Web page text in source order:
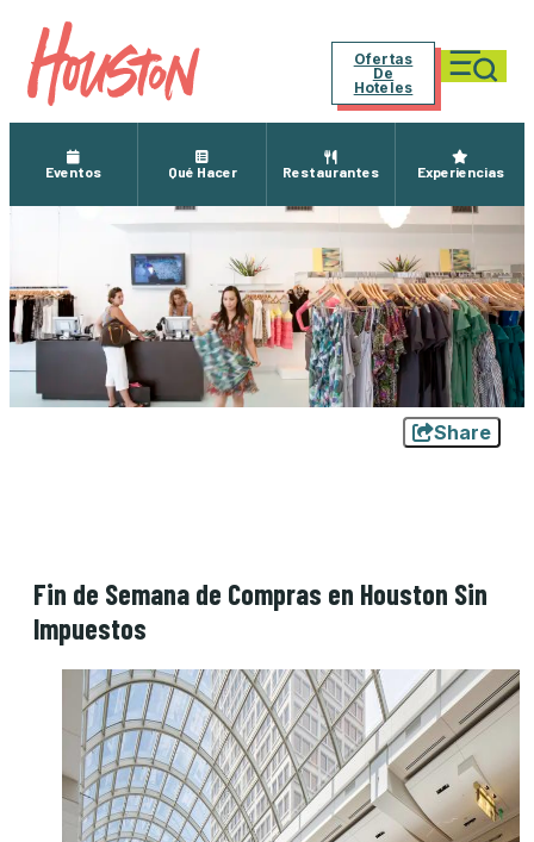
Ofertas
De
Hoteles
Eventos Qué Hacer Restaurantes Experiencias
Share
Fin de Semana de Compras en Houston Sin
Impuestos